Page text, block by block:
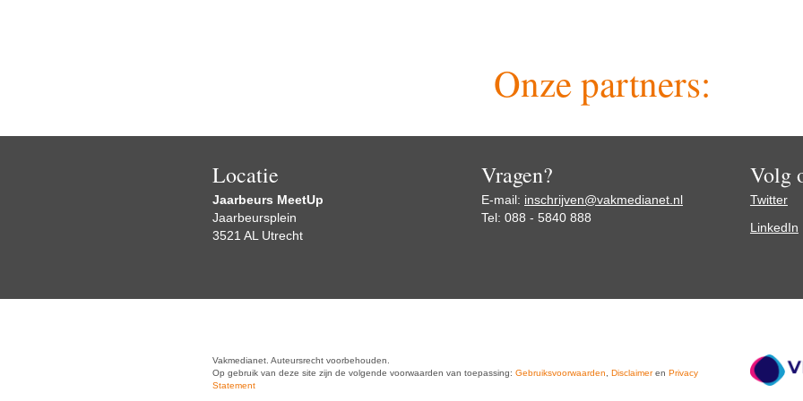
Onze partners:
Locatie
Jaarbeurs MeetUp
Jaarbeursplein
3521 AL Utrecht
Vragen?
E-mail: inschrijven@vakmedianet.nl
Tel: 088 - 5840 888
Volg
Twitter
LinkedIn
Vakmedianet. Auteursrecht voorbehouden.
Op gebruik van deze site zijn de volgende voorwaarden van toepassing: Gebruiksvoorwaarden, Disclaimeren Privacy
Statement